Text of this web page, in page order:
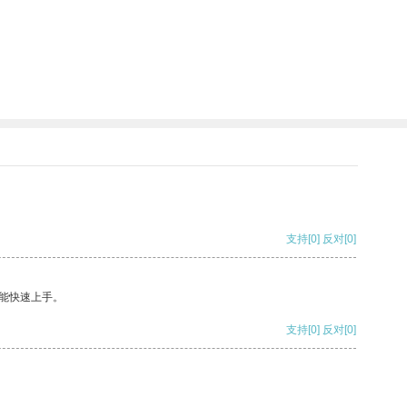
支持[0] 反对[0]
快速上手。
支持[0] 反对[0]